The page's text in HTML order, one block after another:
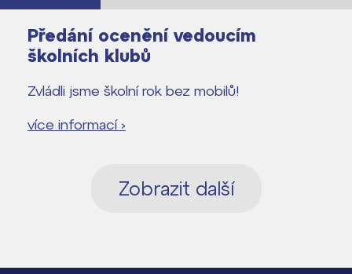
Předání ocenění vedoucím
školních klubů
Zvládli jsme školní rok bez mobilů!
více informací ›
Zobrazit další